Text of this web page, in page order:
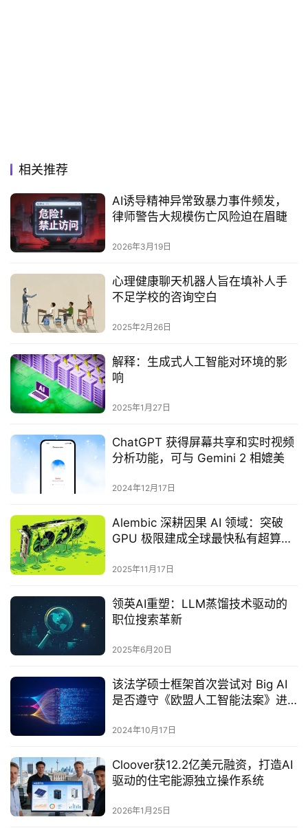
相关推荐
AI诱导精神异常致暴力事件频发，
律师警告大规模伤亡风险迫在眉睫
2026年3月19日
心理健康聊天机器人旨在填补人手
不足学校的咨询空白
2025年2月26日
解释：生成式人工智能对环境的影
响
2025年1月27日
ChatGPT 获得屏幕共享和实时视频
分析功能，可与 Gemini 2 相媲美
2024年12月17日
Alembic 深耕因果 AI 领域：突破
GPU 极限建成全球最快私有超算，
2025年11月17日
领英AI重塑：LLM蒸馏技术驱动的
职位搜索革新
2025年6月20日
该法学硕士框架首次尝试对 Big AI
是否遵守《欧盟人工智能法案》进
2024年10月17日
Cloover获12.2亿美元融资，打造AI
驱动的住宅能源独立操作系统
2026年1月25日